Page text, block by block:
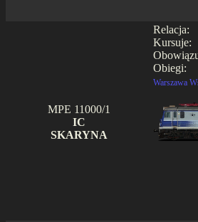
Relacja:
Kursuje:
Obiegi:
MPE 11000/1
IC
SKARYNA
Warszawa